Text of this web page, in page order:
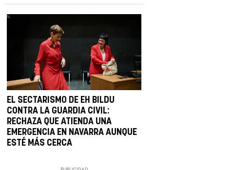
EL SECTARISMO DE EH BILDU
CONTRA LA GUARDIA CIVIL:
RECHAZA QUE ATIENDA UNA
EMERGENCIA EN NAVARRA AUNQUE
ESTÉ MÁS CERCA